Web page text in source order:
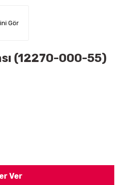
Gör
(12270-000-55)
Ver